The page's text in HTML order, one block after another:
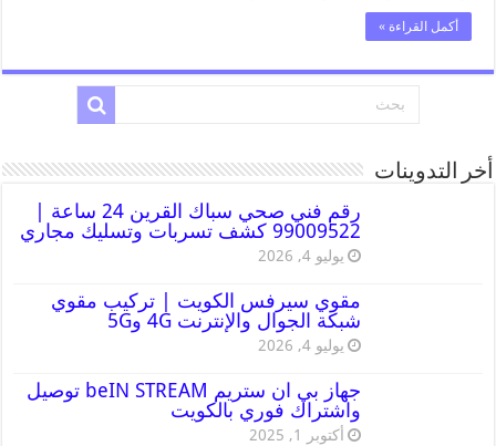
أكمل القراءة »
أخر التدوينات
رقم فني صحي سباك القرين 24 ساعة |
99009522 كشف تسربات وتسليك مجاري
يوليو 4, 2026
مقوي سيرفس الكويت | تركيب مقوي
شبكة الجوال والإنترنت 4G و5G
يوليو 4, 2026
جهاز بي ان ستريم beIN STREAM توصيل
واشتراك فوري بالكويت
أكتوبر 1, 2025